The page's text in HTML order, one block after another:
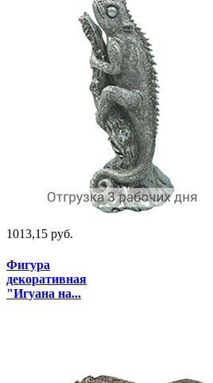
1013,15 руб.
Фигура
декоративная
"Игуана на...